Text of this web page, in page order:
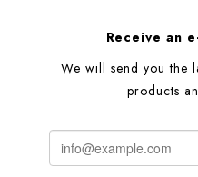
Receive an
We will send you the
products